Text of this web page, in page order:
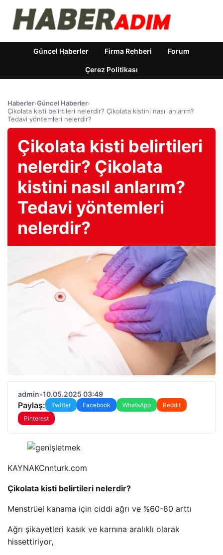
Güncel Haberler Firma Rehberi Forum
Çerez Politikası
Haberler›Güncel Haberler›
Çikolata kisti belirtileri nelerdir? Çikolata kistini nasıl anlarım?
Tedavi yöntemleri nelerdir?
Çikolata kisti belirtileri
nelerdir? Çikolata
kistini nasıl anlarım?
Tedavi yöntemleri
nelerdir?
admin•10.05.2025 03:49
Paylaş: Twitter Facebook WhatsApp
Reddit
Pinterest
KAYNAKCnnturk.com
Çikolata kisti belirtileri nelerdir?
Menstrüel kanama için ciddi ağrı ve %60-80 arttı
Ağrı şikayetleri kasık ve karnına aralıklı olarak
hissettiriyor,